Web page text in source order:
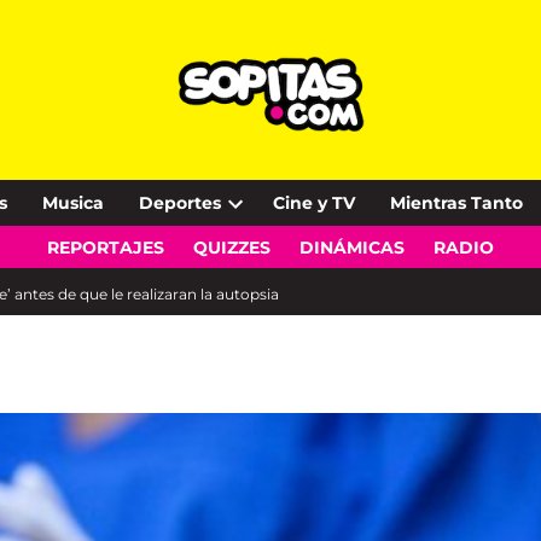
Musica Deportes
Open
dropdown
Cine y TV Mientras Tanto
REPORTAJES QUIZZES DINÁMICAS RADIO
antes de que le realizaran la autopsia